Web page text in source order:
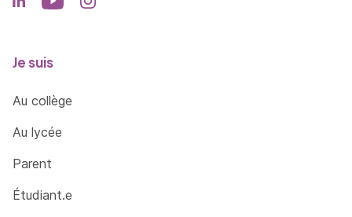
Je suis
Au collège
Au lycée
Parent
Étudiant.e